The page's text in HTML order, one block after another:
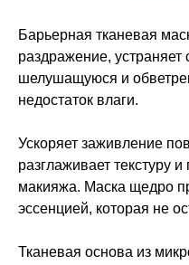
Барьерная тканевая
раздражение, устраняет
шелушащуюся и
недостаток влаги.
Ускоряет заживление
разглаживает текстуру
макияжа. Маска щедро
эссенцией, которая не
Тканевая основа из